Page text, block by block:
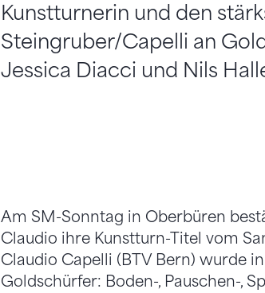
Kunstturnerin und den
Steingruber/Capelli an
Jessica Diacci und Nils
Am SM-Sonntag in Oberbüren
Claudio ihre Kunstturn-Titel vom
Claudio Capelli (BTV Bern) wurde
Goldschürfer: Boden-, Pauschen-,